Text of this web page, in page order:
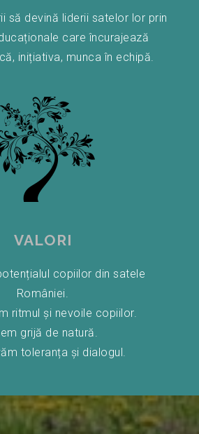
să devină liderii satelor lor prin
care încurajează
inițiativa, munca în echipă.
VALORI
copiilor din satele
României.
ritmul și nevoile copiilor.
grijă de natură.
toleranța și dialogul.